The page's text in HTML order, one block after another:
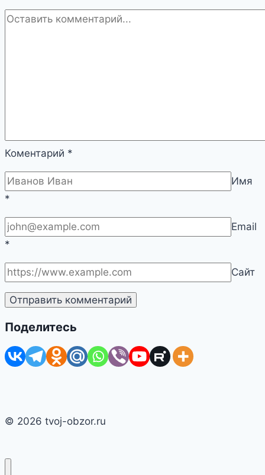
Коментарий *
Имя
*
Email
*
Сайт
Поделитесь
© 2026 tvoj-obzor.ru